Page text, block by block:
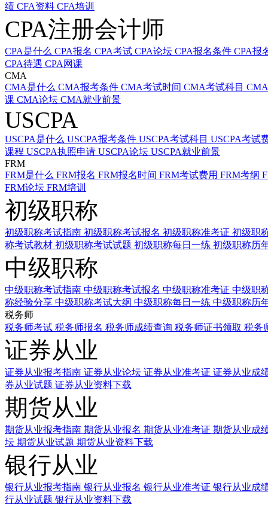
绩 CFA资料 CFA培训
CPA注册会计师
CPA是什么 CPA报名 CPA考试 CPA论坛 CPA报名条件 CPA报
CPA待遇 CPA网课
CMA
CMA是什么 CMA报考条件 CMA考试时间 CMA考试科目
课 CMA论坛 CMA就业前景
USCPA
USCPA是什么 USCPA报考条件 USCPA考试科目 USCPA考试
课程 USCPA执照申请 USCPA论坛 USCPA就业前景
FRM
FRM是什么 FRM报名 FRM报名时间 FRM考试费用 FRM考纲
FRM论坛 FRM培训
初级职称
初级职称考试指南 初级职称考试报名 初级职称准考证 初级职
称考试教材 初级职称考试试题 初级职称每日一练 初级职称历
中级职称
中级职称考试指南 中级职称考试报名 中级职称准考证 中级职
称经验分享 中级职称考试大纲 中级职称每日一练 中级职称历
税务师
税务师考试 税务师报名 税务师成绩查询 税务师证书领取 税务
证券从业
证券从业报考指南 证券从业论坛 证券从业准考证 证券从业成
券从业试题 证券从业资料下载
期货从业
期货从业报考指南 期货从业报名 期货从业准考证 期货从业成
坛 期货从业试题 期货从业资料下载
银行从业
银行从业报考指南 银行从业报名 银行从业准考证 银行从业成
行从业试题 银行从业资料下载